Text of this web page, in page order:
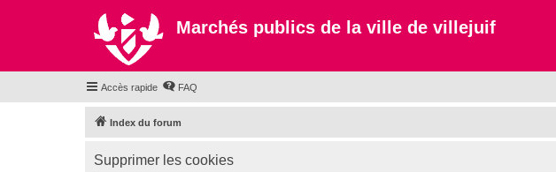
Marchés publics de la ville de villejuif
Accès rapide FAQ
Index du forum
Supprimer les cookies